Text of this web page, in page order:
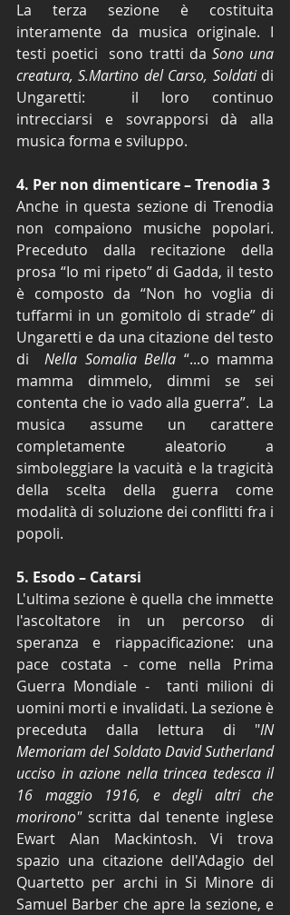
La terza sezione è costituita
interamente da musica originale. I
testi poetici  sono tratti da Sono una
creatura, S.Martino del Carso, Soldati di
Ungaretti:  il loro continuo
intrecciarsi e sovrapporsi dà alla
musica forma e sviluppo.
4. Per non dimenticare – Trenodia 3
Anche in questa sezione di Trenodia
non compaiono musiche popolari.
Preceduto dalla recitazione della
prosa “Io mi ripeto” di Gadda, il testo
è composto da “Non ho voglia di
tuffarmi in un gomitolo di strade” di
Ungaretti e da una citazione del testo
di Nella Somalia Bella “...o mamma
mamma dimmelo, dimmi se sei
contenta che io vado alla guerra”.  La
musica assume un carattere
completamente aleatorio a
simboleggiare la vacuità e la tragicità
della scelta della guerra come
modalità di soluzione dei conflitti fra i
popoli.
5. Esodo – Catarsi
L'ultima sezione è quella che immette
l'ascoltatore in un percorso di
speranza e riappacificazione: una
pace costata - come nella Prima
Guerra Mondiale -  tanti milioni di
uomini morti e invalidati. La sezione è
preceduta dalla lettura di "IN
Memoriam del Soldato David Sutherland
ucciso in azione nella trincea tedesca il
16 maggio 1916, e degli altri che
morirono" scritta dal tenente inglese
Ewart Alan Mackintosh. Vi trova
spazio una citazione dell'Adagio del
Quartetto per archi in Si Minore di
Samuel Barber che apre la sezione, e